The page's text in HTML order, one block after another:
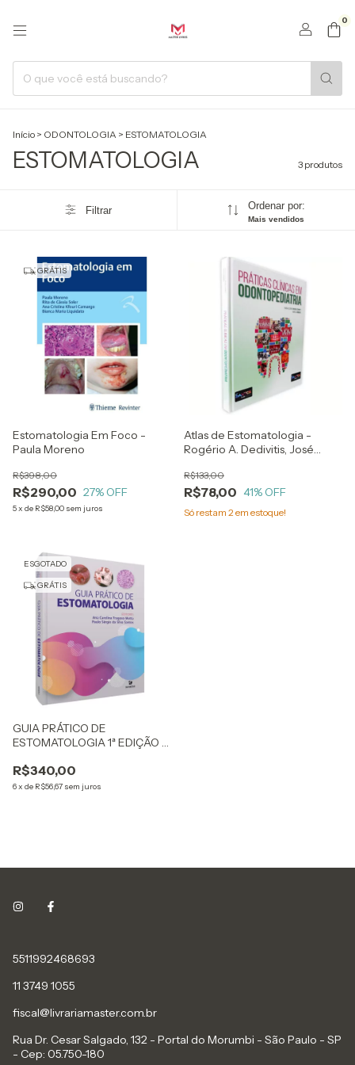
0
Início > ODONTOLOGIA > ESTOMATOLOGIA
ESTOMATOLOGIA 3 produtos
Filtrar Ordenar por:
Mais vendidos
GRÁTIS
Estomatologia Em Foco -
Paula Moreno
R$290,00
R$398,00
27% OFF
5x de R$58,00 sem juros
Atlas de Estomatologia -
Rogério A. Dedivitis, José
Mahmoud
R$78,00
R$133,00
41% OFF
Só restam 2em estoque!
ESGOTADO
GRÁTIS
GUIA PRÁTICO DE
ESTOMATOLOGIA 1ª EDIÇÃO -
R$340,00
6x de R$56,67 sem juros
5511992468693
11 3749 1055
fiscal@livrariamaster.com.br
Rua Dr. Cesar Salgado, 132 - Portal do Morumbi - São Paulo - SP
- Cep: 05.750-180